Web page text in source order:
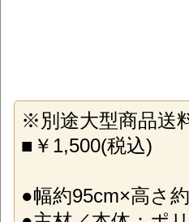
※別途大型商品送
■￥1,500(税込)
●幅約95cm×高さ